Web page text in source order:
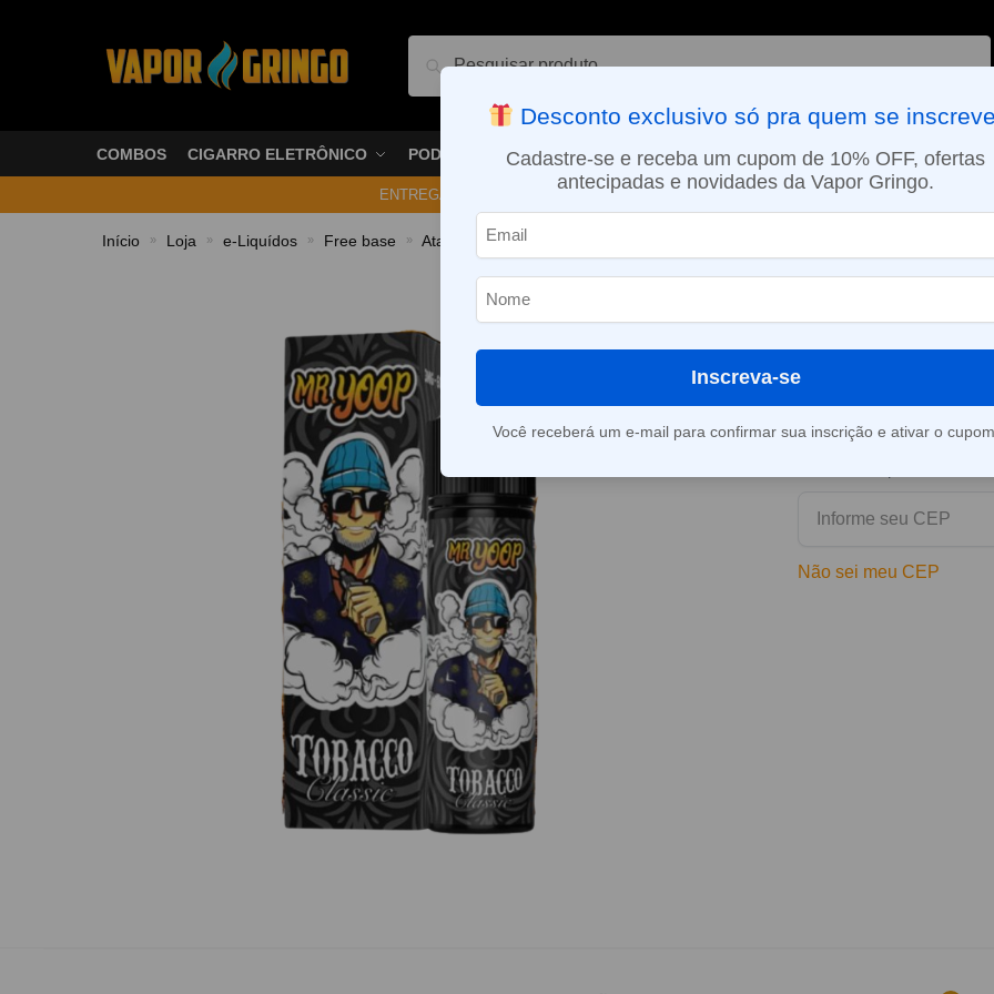
Pesquisar
COMBOS CIGARRO ELETRÔNICO PODS VAPORIZADOR DE ERVAS E-LIQUÍDOS NICOTINA ORAL
ENTREGA NO MESMO DIA EM SÃO PAULO (SEG A SEX): PEDIDOS APROVADOS ATÉ
Início » Loja » e-Liquídos » Free base » Atabacados »
Líquido Mr.
Vanilla
Este produto está fora
Consultar prazo e valor
Não sei meu CEP
Desconto exclusivo só pra quem se
Cadastre-se e receba um cupom de 10% OFF, ofertas
antecipadas e novidades da Vapor Gringo.
Inscreva-se
Você receberá um e-mail para confirmar sua inscrição e ativar o